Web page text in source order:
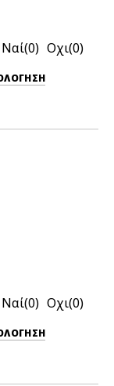
0 0
ΑΞΙΟΛΟΓΗΣΗ
0 0
ΑΞΙΟΛΟΓΗΣΗ